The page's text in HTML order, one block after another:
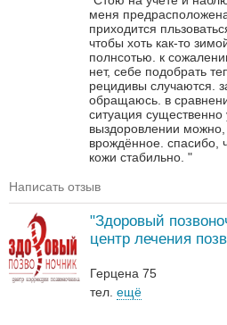
меня
приходится
чтобы хоть как-то
полнсотью. к
нет, себе подобрать
рецидивы случаются.
обращаюсь. в
ситуация
выздоровлении можно,
врождённое. спасибо,
кожи стабильно. "
Написать отзыв
"Здоровый
центр лечения
Герцена 75
тел.ещё